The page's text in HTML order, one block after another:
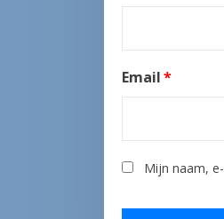
Email*
Mijn naam,